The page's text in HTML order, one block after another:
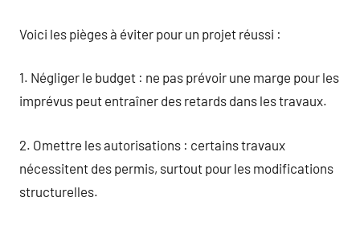
Voici les pièges à éviter pour un projet réussi :
1. Négliger le budget : ne pas prévoir une marge pour les
imprévus peut entraîner des retards dans les travaux.
2. Omettre les autorisations : certains travaux
nécessitent des permis, surtout pour les modifications
structurelles.